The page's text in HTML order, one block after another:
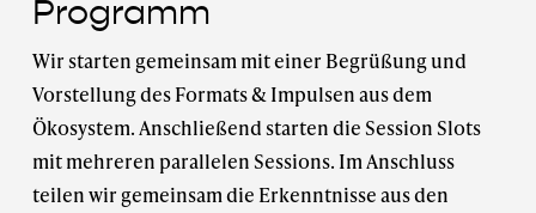
Programm
Wir starten gemeinsam mit einer Begrüßung und
Vorstellung des Formats & Impulsen aus dem
Ökosystem. Anschließend starten die Session Slots
mit mehreren parallelen Sessions. Im Anschluss
teilen wir gemeinsam die Erkenntnisse aus den